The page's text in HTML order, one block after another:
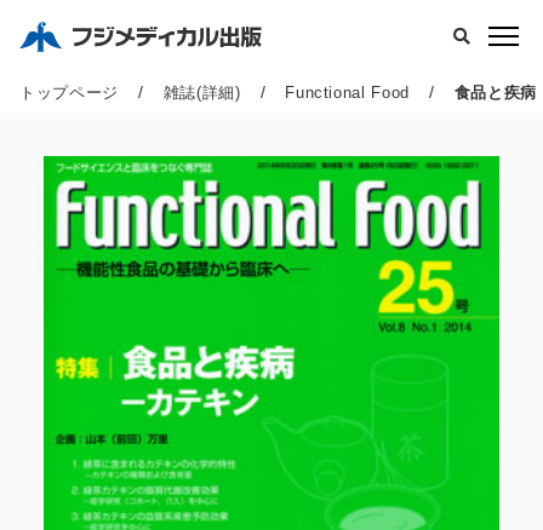
トップページ / 雑誌(詳細) / Functional Food / 食品と疾